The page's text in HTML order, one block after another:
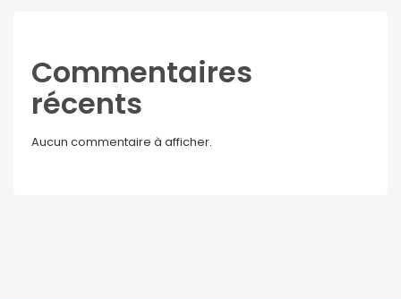
Commentaires
récents
Aucun commentaire à afficher.